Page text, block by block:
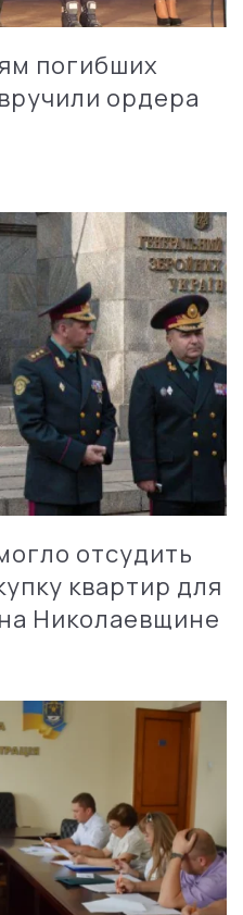
погибших
ордера
отсудить
квартир для
Николаевщине